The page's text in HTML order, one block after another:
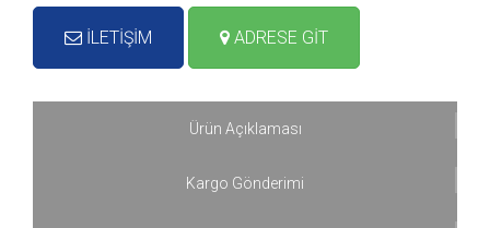
İLETİŞİM ADRESE GİT
Ürün Açıklaması
Kargo Gönderimi